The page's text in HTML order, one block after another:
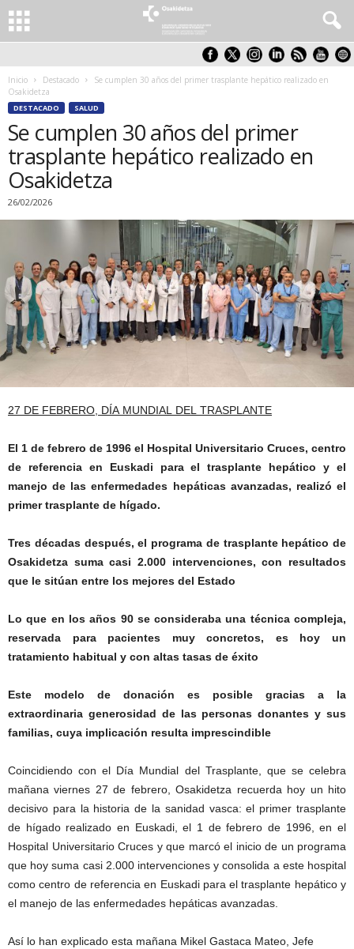
Inicio Destacado
Se cumplen 30 años del primer trasplante hepático realizado en
Osakidetza
DESTACADO SALUD
Se cumplen 30 años del primer
trasplante hepático realizado en
Osakidetza
26/02/2026
27 DE FEBRERO, DÍA MUNDIAL DEL TRASPLANTE
El 1 de febrero de 1996 el Hospital Universitario Cruces, centro
de referencia en Euskadi para el trasplante hepático y el
manejo de las enfermedades hepáticas avanzadas, realizó el
primer trasplante de hígado.
Tres décadas después, el programa de trasplante hepático de
Osakidetza suma casi 2.000 intervenciones, con resultados
que le sitúan entre los mejores del Estado
Lo que en los años 90 se consideraba una técnica compleja,
reservada para pacientes muy concretos, es hoy un
tratamiento habitual y con altas tasas de éxito
Este modelo de donación es posible gracias a la
extraordinaria generosidad de las personas donantes y sus
familias, cuya implicación resulta imprescindible
Coincidiendo con el Día Mundial del Trasplante, que se celebra
mañana viernes 27 de febrero, Osakidetza recuerda hoy un hito
decisivo para la historia de la sanidad vasca: el primer trasplante
de hígado realizado en Euskadi, el 1 de febrero de 1996, en el
Hospital Universitario Cruces y que marcó el inicio de un programa
que hoy suma casi 2.000 intervenciones y consolida a este hospital
como centro de referencia en Euskadi para el trasplante hepático y
el manejo de las enfermedades hepáticas avanzadas.
Así lo han explicado esta mañana Mikel Gastaca Mateo, Jefe